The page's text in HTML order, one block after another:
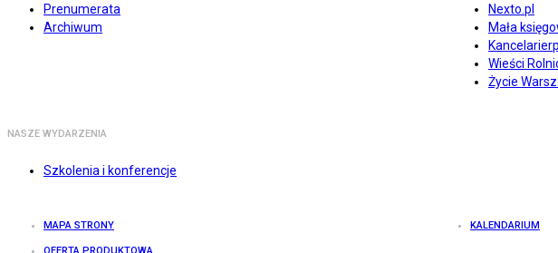
Prenumerata
Archiwum
Nexto.pl
Mała
Wieści
Życie
NASZE WYDARZENIA
Szkolenia i konferencje
MAPA STRONY KALENDARIUM